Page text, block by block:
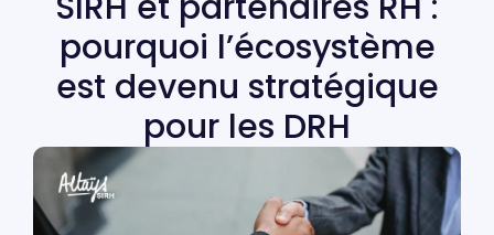
pourquoi l’écosystème
est devenu stratégique
pour les DRH